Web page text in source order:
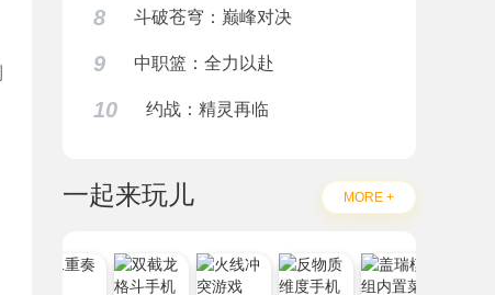
8 斗破苍穹：巅峰对决
9 中职篮：全力以赴
10 约战：精灵再临
一起来玩儿 MORE +